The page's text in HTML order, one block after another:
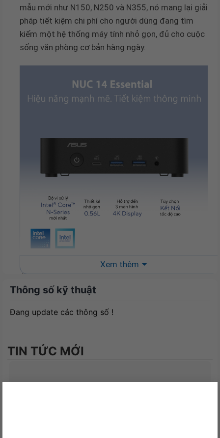
mẫu mới như N150, N250 và N355, nó mang lại giải
pháp tiết kiệm chi phí cho người dùng đang tìm
kiếm một hệ thống máy tính nhỏ gọn, đủ cho cuộc
sống văn phòng cơ bản hàng ngày.
Thiết kế nhỏ gọn tiện dụng
Kích thước nhỏ gọn của Asus NUC 14 Essential là
những môi trường có không gian hạn chế. Mặc dù
cho các ứng dụng hàng ngày và tác vụ đa phương
tiện. Hỗ trợ tối đa ba màn hình 4K cũng khiến nó
cần không gian màn hình mở rộng.
Xem thêm
Thông số kỹ thuật
Đang update các thông số !
TIN TỨC MỚI